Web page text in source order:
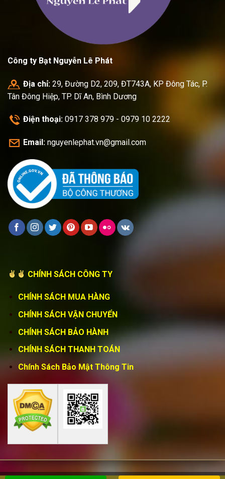
Công ty Bạt Nguyễn Lê Phát
Địa chỉ: 29, Đường D2, 209, ĐT743A, KP Đông Tác, P.
Tân Đông Hiệp, TP. Dĩ An, Bình Dương
Điện thoại: 0917 378 979 - 0979 10 2222
Email: nguyenlephat.vn@gmail.com
CHÍNH SÁCH CÔNG TY
CHÍNH SÁCH MUA HÀNG
CHÍNH SÁCH VẬN CHUYỂN
CHÍNH SÁCH BẢO HÀNH
CHÍNH SÁCH THANH TOÁN
Chính Sách Bảo Mật Thông Tin